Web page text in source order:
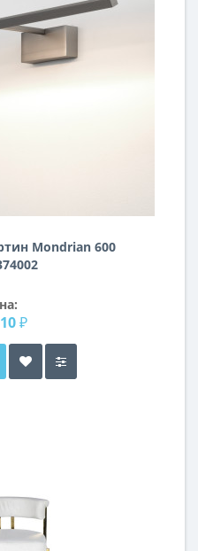
Mondrian 600
₽